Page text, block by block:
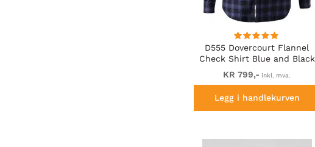
D555 Dovercourt Flannel
Check Shirt Blue and Black
KR 799,- inkl. mva.
Legg i handlekurven